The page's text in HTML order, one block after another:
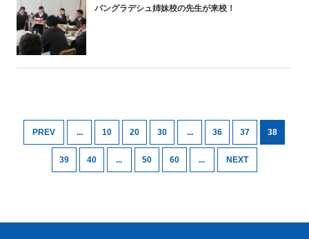
バングラデシュ姉妹校の先生が来校！
PREV ... 10 20 30 ... 36 37 38
39 40 ... 50 60 ... NEXT